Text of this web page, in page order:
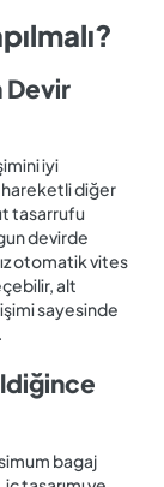
Devir
iyi
hareketli diğer
tasarrufu
devirde
otomatik vites
alt
sayesinde
bagaj